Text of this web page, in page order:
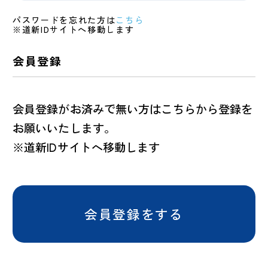
パスワードを忘れた方はこちら
※道新IDサイトへ移動します
会員登録
会員登録がお済みで無い方はこちらから登録を
お願いいたします。
※道新IDサイトへ移動します
会員登録をする